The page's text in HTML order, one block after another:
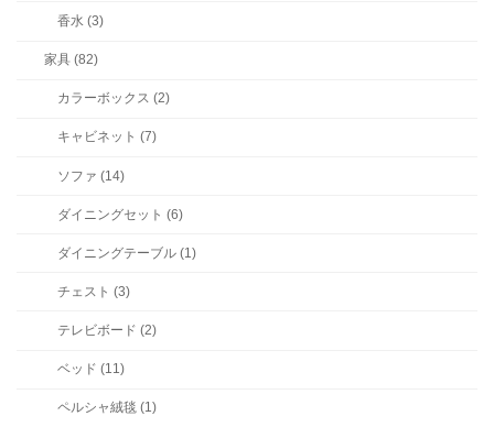
香水 (3)
家具 (82)
カラーボックス (2)
キャビネット (7)
ソファ (14)
ダイニングセット (6)
ダイニングテーブル (1)
チェスト (3)
テレビボード (2)
ベッド (11)
ペルシャ絨毯 (1)